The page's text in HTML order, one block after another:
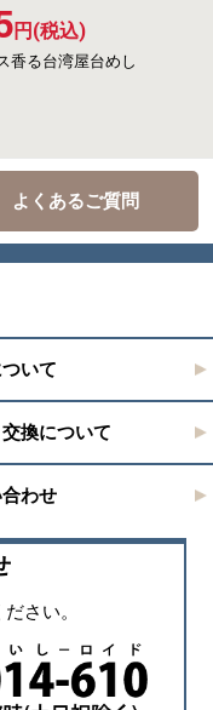
香る台湾屋台めし
円(税込)
よくあるご質問
いて
換について
わせ
さい。